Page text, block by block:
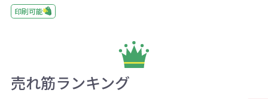
印刷可能
売れ筋ランキング